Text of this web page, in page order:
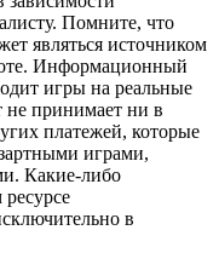
Помните, что
являться источником
Информационный
игры на реальные
не принимает ни в
платежей, которые
играми,
Какие-либо
в